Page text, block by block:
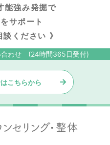
能強み発掘で
サポート
談ください 》
合わせ (24時間365日受付)
こちらから